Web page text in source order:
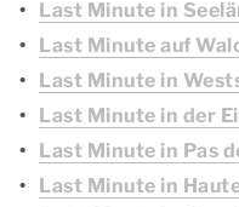
Last Minute in
Last Minute auf
Last Minute in
Last Minute in der
Last Minute in Pas
Last Minute in